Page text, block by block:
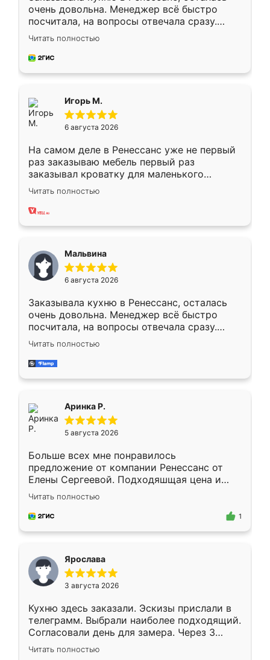
очень довольна. Менеджер всё быстро
посчитала, на вопросы отвечала сразу.
Замерщик приехал в субботу, подошёл к
делу со всей ответственностью. Собрали
за день, ребята работали аккуратно, даже
Читать полностью
Игорь М.
6 августа 2026
На самом деле в Ренессанс уже не первый
раз заказываю мебель первый раз
заказывал кроватку для маленького
ребёнка при его рождении ,во второй раз
заказал шкаф-купе. По качеству очень
хорошее сборка достаточно быстрая,
меньше, здесь же он более разнообразный.
Мне нравится ,если что-то потребуется из
мебели буду заказывать только здесь.
Читать полностью
Мальвина
6 августа 2026
Заказывала кухню в Ренессанс, осталась
очень довольна. Менеджер всё быстро
посчитала, на вопросы отвечала сразу.
Замерщик приехал в субботу, подошёл к
делу со всей ответственностью. Собрали
за день, ребята работали аккуратно, даже
Читать полностью
Аринка Р.
5 августа 2026
Больше всех мне понравилось
предложение от компании Ренессанс от
Елены Сергеевой. Подходяшщая цена и
короткие сроки изготовления. Приехавший
для замера сотрудник Владислав
предложил по моему эскизу самый
Читать полностью
1
Ярослава
3 августа 2026
Кухню здесь заказали. Эскизы прислали в
телеграмм. Выбрали наиболее подходящий.
Согласовали день для замера. Через 3
недели кухня была уже готова. Остались
довольны работой. Спасибо Ренессанс
Читать полностью